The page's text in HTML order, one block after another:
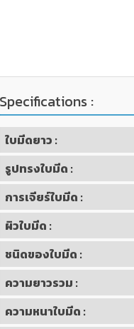
Specifications :
ใบมีดยาว :
รูปทรงใบมีด :
การเจียร์ใบมีด :
ผิวใบมีด :
ชนิดของใบมีด :
ความยาวรวม :
ความหนาใบมีด :